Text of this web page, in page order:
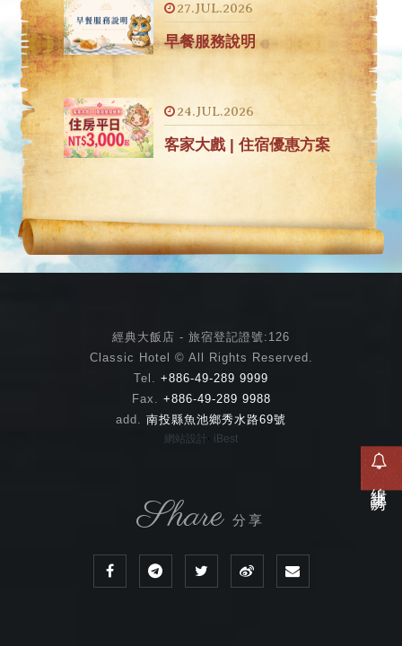
27.JUL.2026
早餐服務說明
24.JUL.2026
客家大戲 | 住宿優惠方案
經典大飯店 - 旅宿登記證號:126
Classic Hotel © All Rights Reserved.
Tel. +886-49-289 9999
Fax. +886-49-289 9988
add. 南投縣魚池鄉秀水路69號
網站設計 ‧ iBest
Share 分享